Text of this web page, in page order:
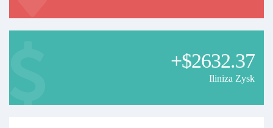
+$2632.37
Iliniza Zysk